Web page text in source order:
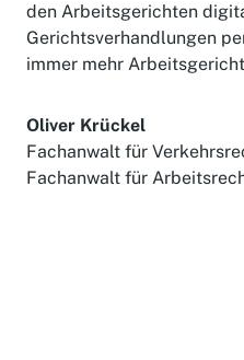
den Arbeitsgerichten
Gerichtsverhandlungen
immer mehr
Oliver Krückel
Fachanwalt für
Fachanwalt für